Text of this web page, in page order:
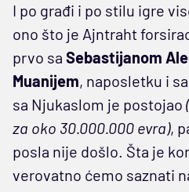
I po građi i po stilu igre
ono što je Ajntraht
prvo sa Sebastijanom
Muanijem, naposletku i sa
sa Njukaslom je postojao
za oko 30.000.000 evra),
posla nije došlo. Šta je
verovatno ćemo saznati